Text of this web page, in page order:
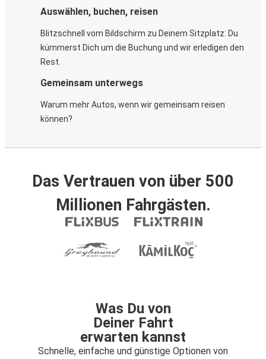
Auswählen, buchen, reisen
Blitzschnell vom Bildschirm zu Deinem Sitzplatz: Du
kümmerst Dich um die Buchung und wir erledigen den
Rest.
Gemeinsam unterwegs
Warum mehr Autos, wenn wir gemeinsam reisen
können?
Das Vertrauen von über 500
Millionen Fahrgästen.
Was Du von
Deiner Fahrt
erwarten kannst
Schnelle, einfache und günstige Optionen von